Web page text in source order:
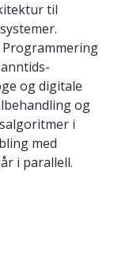
til
og digitale
og
i
med
i parallell.